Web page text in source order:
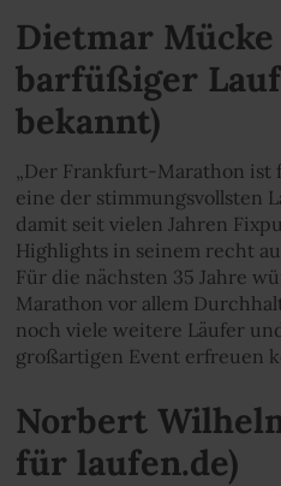
Dietmar Mücke
barfüßiger
bekannt)
„Der Frankfurt-Marathon
eine der stimmungsvollsten
damit seit vielen Jahren
Highlights in seinem recht
Für die nächsten 35 Jahre
Marathon vor allem
noch viele weitere Läufer
großartigen Event erfreuen
Norbert
für laufen.de)